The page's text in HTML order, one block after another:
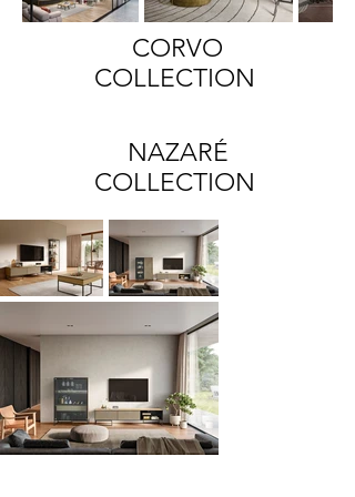
CORVO
COLLECTION
NAZARÉ
COLLECTION